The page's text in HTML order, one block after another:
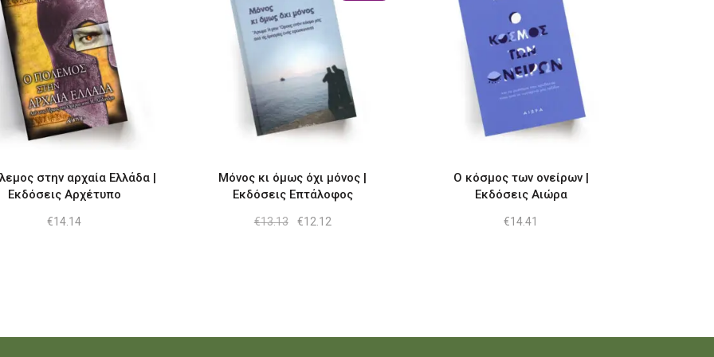
στην αρχαία Ελλάδα |
Εκδόσεις Αρχέτυπο
€14.14
Μόνος κι όμως όχι μόνος |
Εκδόσεις Επτάλοφος
€13.13
Original
€12.12Η
Ο κόσμος των ονείρων |
Εκδόσεις Αιώρα
€14.41